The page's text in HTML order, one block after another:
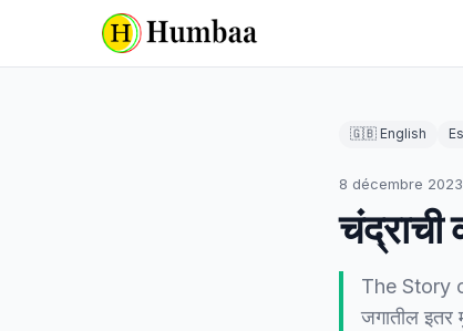
🇬🇧 English
8 décembre 2023
चंद्राची
The Story
जगातील इतर